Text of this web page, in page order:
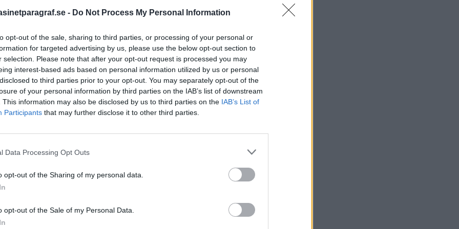
- Do Not Process My Personal Information
opt-out of the sale, sharing to third parties, or processing of your personal or
for targeted advertising by us, please use the below opt-out section to
selection. Please note that after your opt-out request is processed you may
interest-based ads based on personal information utilized by us or personal
to third parties prior to your opt-out. You may separately opt-out of the
of your personal information by third parties on the IAB’s list of downstream
This information may also be disclosed by us to third parties on the IAB’s List of
Participants that may further disclose it to other third parties.
Data Processing Opt Outs
opt-out of the Sharing of my personal data.
opt-out of the Sale of my Personal Data.
annat farligt, mannen
hot.
till
Han ska ha skadats
till sjukhus, i övrigt är
och polisen söker
för att spionera
samordnare för
av NATO-
och
STÖD OSS
Stöd Para§raf – magasinet som hatas av
högertrollen
PRENUMERERA PÅ PARA§RAFS NYHETSBREV
Brottslighet
Börje